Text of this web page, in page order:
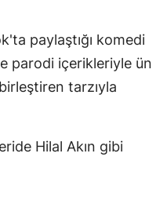
paylaştığı komedi
parodi içerikleriyle ün
tarzıyla
Hilal Akın gibi